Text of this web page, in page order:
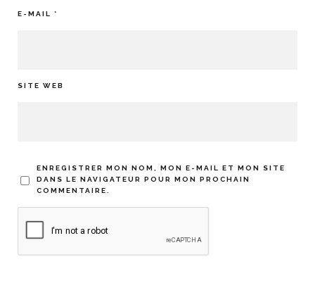
E-MAIL *
SITE WEB
ENREGISTRER MON NOM, MON E-MAIL ET MON SITE
DANS LE NAVIGATEUR POUR MON PROCHAIN
COMMENTAIRE.